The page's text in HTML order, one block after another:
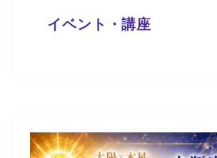
イベント・講座